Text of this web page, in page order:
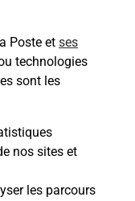
Poste et ses
technologies
sont les
nos sites et
les parcours
t-elle
?